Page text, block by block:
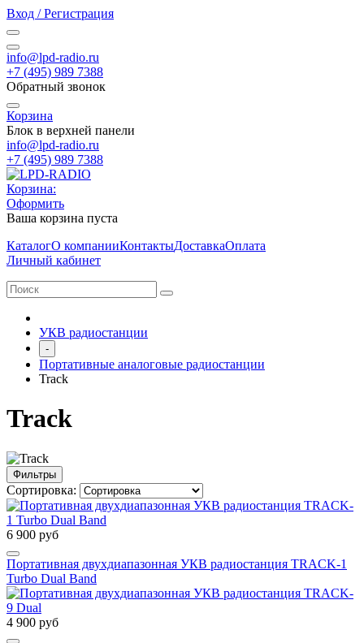
Вход / Регистрация
info@lpd-radio.ru
+7 (495) 989 7388
Обратный звонок
Корзина
Блок в верхней панели
info@lpd-radio.ru
+7 (495) 989 7388
Корзина:
Оформить
Ваша корзина пуста
КаталогО компанииКонтактыДоставкаОплата
Личный кабинет
УКВ радиостанции
-
Портативные аналоговые радиостанции
Track
Track
Фильтры
Сортировка:
6 900 руб
Портативная двухдиапазонная УКВ радиостанция TRACK-1
Turbo Dual Band
4 900 руб